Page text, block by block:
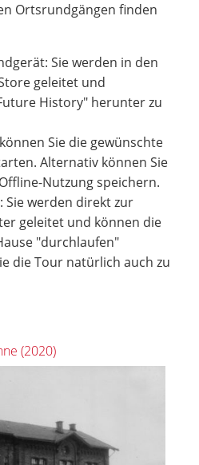
Ortsrundgängen finden
Sie werden in den
geleitet und
History" herunter zu
Sie die gewünschte
Alternativ können Sie
Nutzung speichern.
Sie werden direkt zur
geleitet und können die
"durchlaufen"
die Tour natürlich auch zu
(2020)